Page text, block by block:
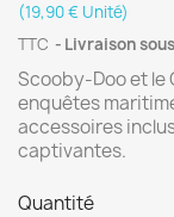
(19,90 € Unité)
TTC
Livraison
Scooby-Doo et le
enquêtes
accessoires
captivantes.
Quantité